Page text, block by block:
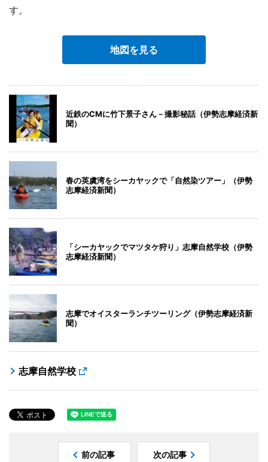
す。
地図を見る
近鉄のCMに竹下景子さん－撮影秘話（伊勢志摩経済新
聞）
春の英虞湾をシーカヤックで「自然染ツアー」（伊勢
志摩経済新聞）
「シーカヤックでマツタケ狩り」志摩自然学校（伊勢
志摩経済新聞）
志摩でオイスターランチツーリング（伊勢志摩経済新
聞）
志摩自然学校
前の記事 次の記事